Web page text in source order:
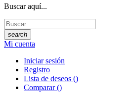
Buscar aquí...
search
Mi cuenta
Iniciar sesión
Registro
Lista de deseos ()
Comparar()